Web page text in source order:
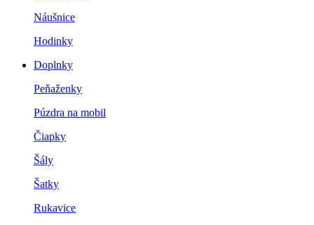
Náušnice
Hodinky
Doplnky
Peňaženky
Púzdra na mobil
Čiapky
Šály
Šatky
Rukavice